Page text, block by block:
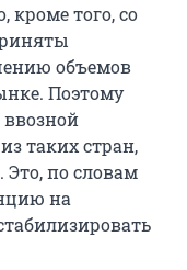
кроме того, со
объемов
Поэтому
таких стран,
по словам
на